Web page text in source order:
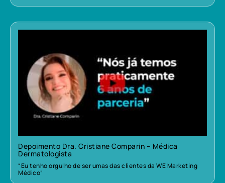
Depoimento Dra. Cristiane Comparin – Médica
Dermatologista
“Eu tenho orgulho de ser umas das clientes da WE Marketing
Médico”